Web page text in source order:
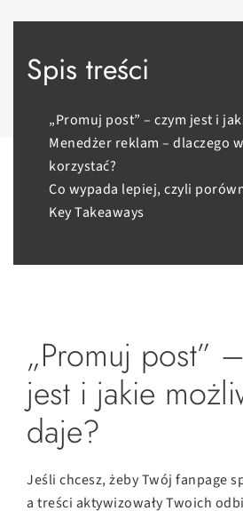
Spis treści
„Promuj post” – czym jest i
Menedżer reklam – dlaczego
korzystać?
Co wypada lepiej, czyli
Key Takeaways
„Promuj post”
jest i jakie
daje?
Jeśli chcesz, żeby Twój fanpage
a treści aktywizowały Twoich